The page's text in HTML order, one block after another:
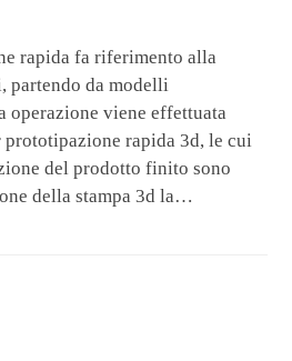
rapida fa riferimento alla
partendo da modelli
operazione viene effettuata
prototipazione rapida 3d, le cui
del prodotto finito sono
della stampa 3d la…